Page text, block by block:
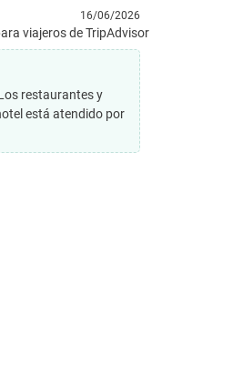
16/06/2026
restaurantes y
está atendido por